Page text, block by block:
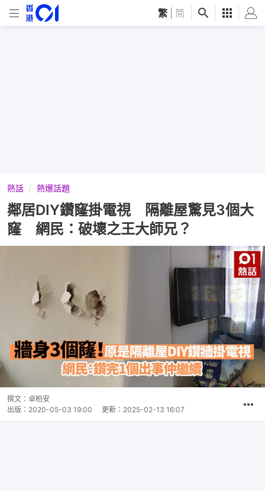
繁 简
熱話 熱爆話題
鄰居DIY鑽窿掛電視 隔離屋驚見3個大
窿 網民：破壞之王大師兄？
撰文： 卓柏安
出版： 2020-05-03 19:00 更新： 2025-02-13 16:07